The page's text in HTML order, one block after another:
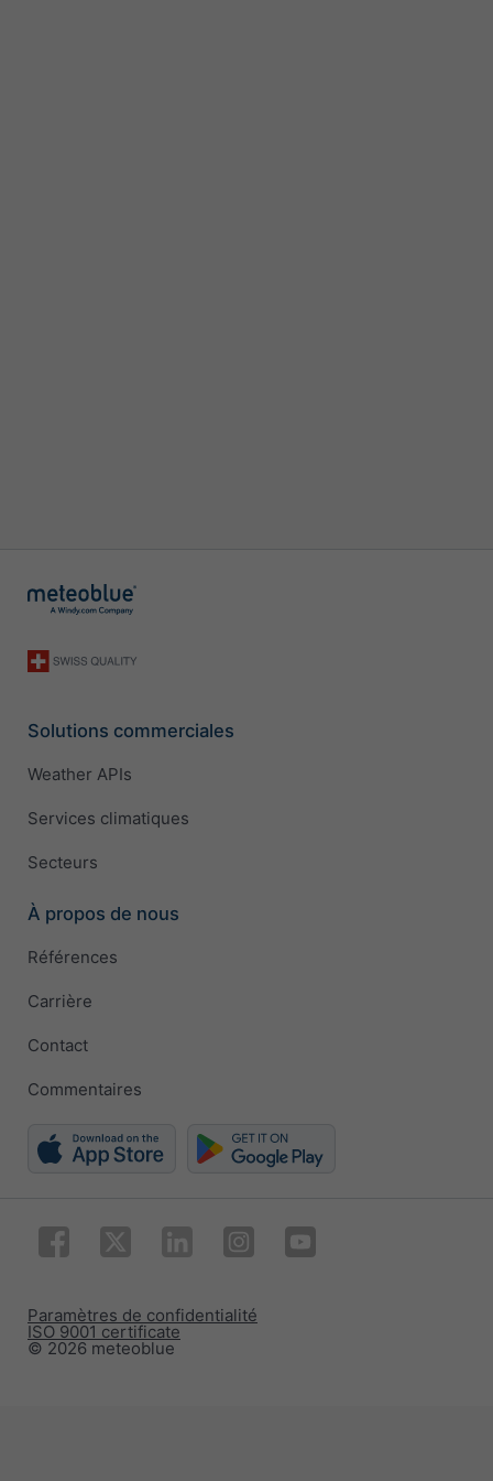
Solutions commerciales
Weather APIs
Services climatiques
Secteurs
À propos de nous
Références
Carrière
Contact
Commentaires
© 2026 meteoblue
ISO 9001 certificate
Paramètres de confidentialité